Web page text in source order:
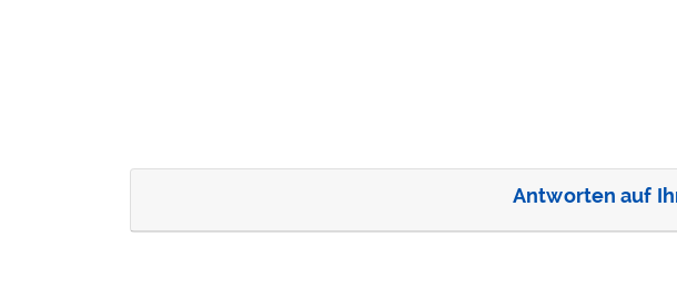
Antworten auf